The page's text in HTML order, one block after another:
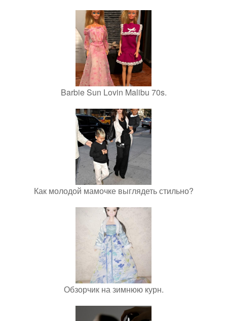
Barbie Sun Lovin Malibu 70s.
Как молодой мамочке выглядеть стильно?
Обзорчик на зимнюю курн.